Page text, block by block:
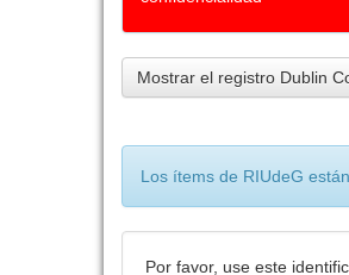
Mostrar el registro Dublin
Los ítems de RIUdeG
Por favor, use este